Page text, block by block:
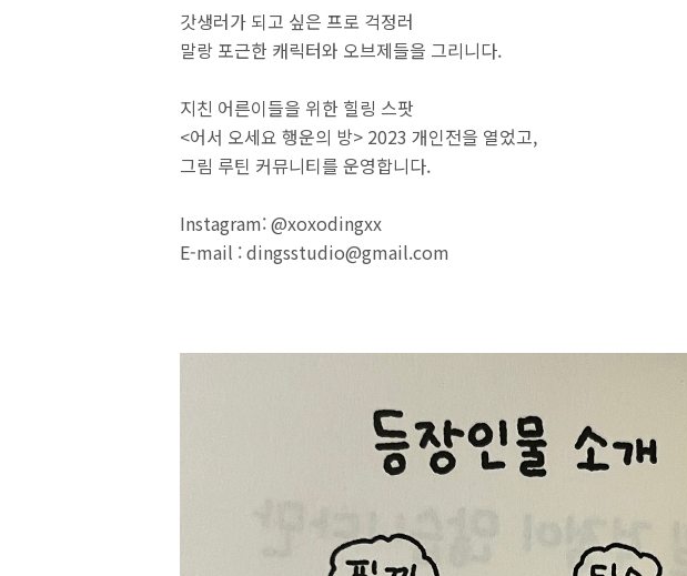
갓생러가 되고 싶은 프로 걱정러
말랑 포근한 캐릭터와 오브제들을 그리니다.
지친 어른이들을 위한 힐링 스팟
<어서 오세요 행운의 방> 2023 개인전을 열었고,
그림 루틴 커뮤니티를 운영합니다.
Instagram: @xoxodingxx
E-mail : dingsstudio@gmail.com